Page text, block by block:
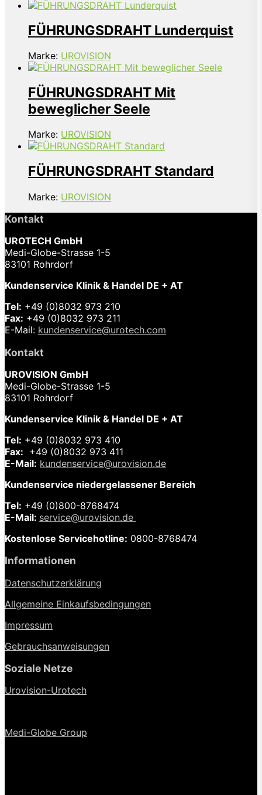
FÜHRUNGSDRAHT Lunderquist
Marke: UROVISION
FÜHRUNGSDRAHT Mit
beweglicher Seele
Marke: UROVISION
FÜHRUNGSDRAHT Standard
Marke: UROVISION
Kontakt
UROTECH GmbH
Medi-Globe-Strasse 1-5
83101 Rohrdorf
Kundenservice Klinik & Handel DE + AT
Tel: +49 (0)8032 973 210
Fax: +49 (0)8032 973 211
E-Mail: kundenservice@urotech.com
Kontakt
UROVISION GmbH
Medi-Globe-Strasse 1-5
83101 Rohrdorf
Kundenservice Klinik & Handel DE + AT
Tel: +49 (0)8032 973 410
Fax: +49 (0)8032 973 411
E-Mail: kundenservice@urovision.de
Kundenservice niedergelassener Bereich
Tel: +49 (0)800-8768474
E-Mail: service@urovision.de
Kostenlose Servicehotline: 0800-8768474
Informationen
Datenschutzerklärung
Allgemeine Einkaufsbedingungen
Impressum
Gebrauchsanweisungen
Soziale Netze
Urovision-Urotech
Medi-Globe Group